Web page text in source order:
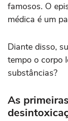
famosos. O
médica é um
Diante disso,
tempo o corpo
substâncias?
As